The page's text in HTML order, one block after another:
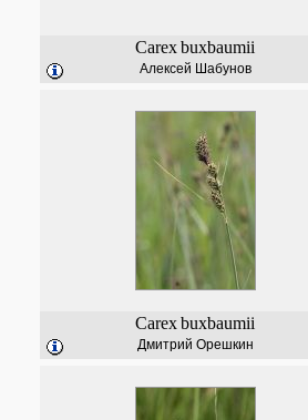
Carexbuxbaumii
Алексей Шабунов
Carexbuxbaumii
Дмитрий Орешкин